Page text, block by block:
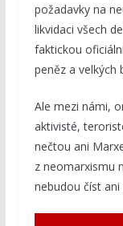
požadavky na
likvidaci všech
faktickou
peněz a velkých
Ale mezi námi,
aktivisté,
nečtou ani
z neomarxismu
nebudou číst ani